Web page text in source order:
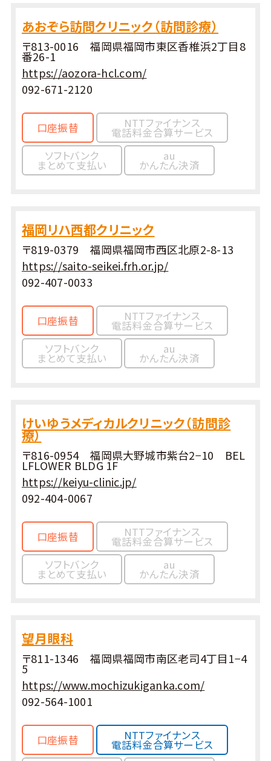
あおぞら訪問クリニック（訪問診療）
〒813-0016 福岡県福岡市東区香椎浜2丁目8
番26-1
https://aozora-hcl.com/
092-671-2120
口座振替 NTTファイナンス
電話料金合算サービス
ソフトバンク
まとめて支払い
au
かんたん決済
福岡リハ西都クリニック
〒819-0379 福岡県福岡市西区北原2-8-13
https://saito-seikei.frh.or.jp/
092-407-0033
口座振替 NTTファイナンス
電話料金合算サービス
ソフトバンク
まとめて支払い
au
かんたん決済
けいゆうメディカルクリニック（訪問診
療）
〒816-0954 福岡県大野城市紫台2−10 BEL
LFLOWER BLDG 1F
https://keiyu-clinic.jp/
092-404-0067
口座振替 NTTファイナンス
電話料金合算サービス
ソフトバンク
まとめて支払い
au
かんたん決済
望月眼科
〒811-1346 福岡県福岡市南区老司4丁目1−4
5
https://www.mochizukiganka.com/
092-564-1001
口座振替 NTTファイナンス
電話料金合算サービス